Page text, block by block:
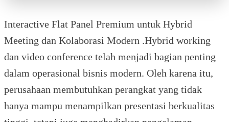
Interactive Flat Panel Premium untuk Hybrid
Meeting dan Kolaborasi Modern .Hybrid working
dan video conference telah menjadi bagian penting
dalam operasional bisnis modern. Oleh karena itu,
perusahaan membutuhkan perangkat yang tidak
hanya mampu menampilkan presentasi berkualitas